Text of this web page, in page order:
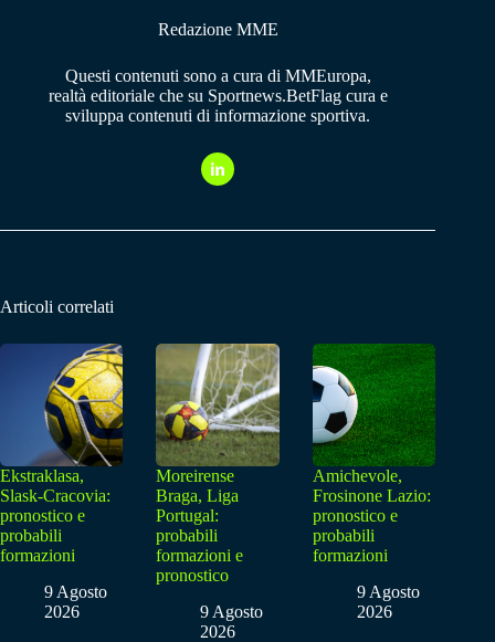
Redazione MME
Questi contenuti sono a cura di MMEuropa,
realtà editoriale che su Sportnews.BetFlag cura e
sviluppa contenuti di informazione sportiva.
Articoli correlati
Ekstraklasa,
Slask-Cracovia:
pronostico e
probabili
formazioni
9 Agosto
2026
Moreirense
Braga, Liga
Portugal:
probabili
formazioni e
pronostico
9 Agosto
2026
Amichevole,
Frosinone Lazio:
pronostico e
probabili
formazioni
9 Agosto
2026